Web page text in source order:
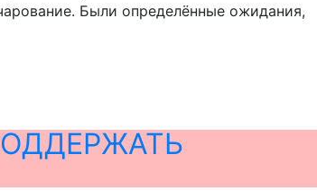
Были определённые ожидания,